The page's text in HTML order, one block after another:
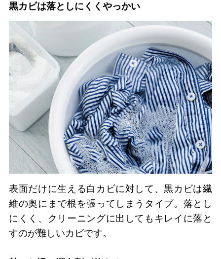
黒カビは落としにくくやっかい
表面だけに生える白カビに対して、黒カビは繊
維の奥にまで根を張ってしまうタイプ。落とし
にくく、クリーニングに出してもキレイに落と
すのが難しいカビです。